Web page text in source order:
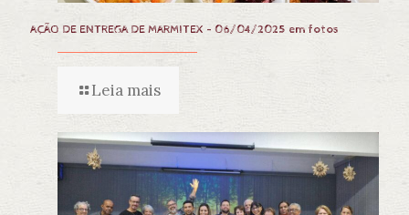
AÇÃO DE ENTREGA DE MARMITEX – 06/04/2025 em fotos
Leia mais